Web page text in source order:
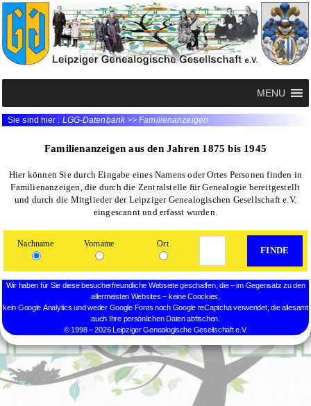
MENU
Sie sind hier : LGG-Datenbank >> Familienanzeigen
Familienanzeigen aus den Jahren 1875 bis 1945
Hier können Sie durch Eingabe eines Namens oder Ortes Personen finden in
Familienanzeigen, die durch die Zentralstelle für Genealogie bereitgestellt
und durch die Mitglieder der Leipziger Genealogischen Gesellschaft e.V.
eingescannt und erfasst wurden.
Nachname Vorname Ort
Wir haben für Sie diese besucherfreundliche Webseite geschaffen, die – im Gegensatz zu den
allermeisten Websites – keine Coockies,
kein Google Analytics und weder Google Fonts noch Google reCaptcha verwendet, die allesamt
auch Ihre persönlichen Daten abfischen.
© 1998 – 2026 Leipziger Genealogische Gesellschaft e.V.